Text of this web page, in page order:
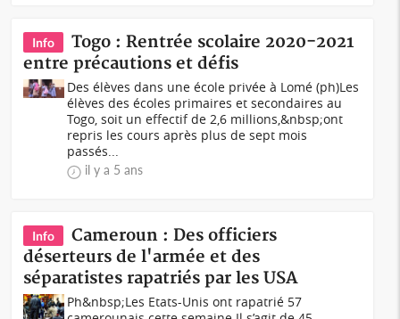
Info
Togo : Rentrée scolaire 2020-2021
entre précautions et défis
Des élèves dans une école privée à Lomé (ph)Les
élèves des écoles primaires et secondaires au
Togo, soit un effectif de 2,6 millions,&nbsp;ont
repris les cours après plus de sept mois
passés...
il y a 5 ans
Info
Cameroun : Des officiers
déserteurs de l'armée et des
séparatistes rapatriés par les USA
Ph&nbsp;Les Etats-Unis ont rapatrié 57